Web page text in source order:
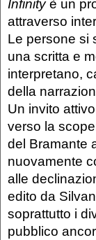
Infinityè un
attraverso
Le persone si
una scritta e
interpretano,
della
Un invito
verso la
del Bramante
nuovamente
alle
edito da
soprattutto i
pubblico